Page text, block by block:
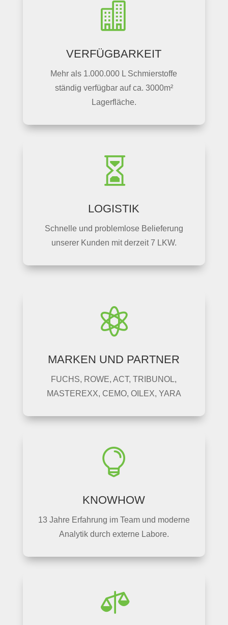

VERFÜGBARKEIT
Mehr als 1.000.000 L Schmierstoffe
ständig verfügbar auf ca. 3000m²
Lagerfläche.

LOGISTIK
Schnelle und problemlose Belieferung
unserer Kunden mit derzeit 7 LKW.

MARKEN UND PARTNER
FUCHS, ROWE, ACT, TRIBUNOL,
MASTEREXX, CEMO, OILEX, YARA

KNOWHOW
13 Jahre Erfahrung im Team und moderne
Analytik durch externe Labore.
